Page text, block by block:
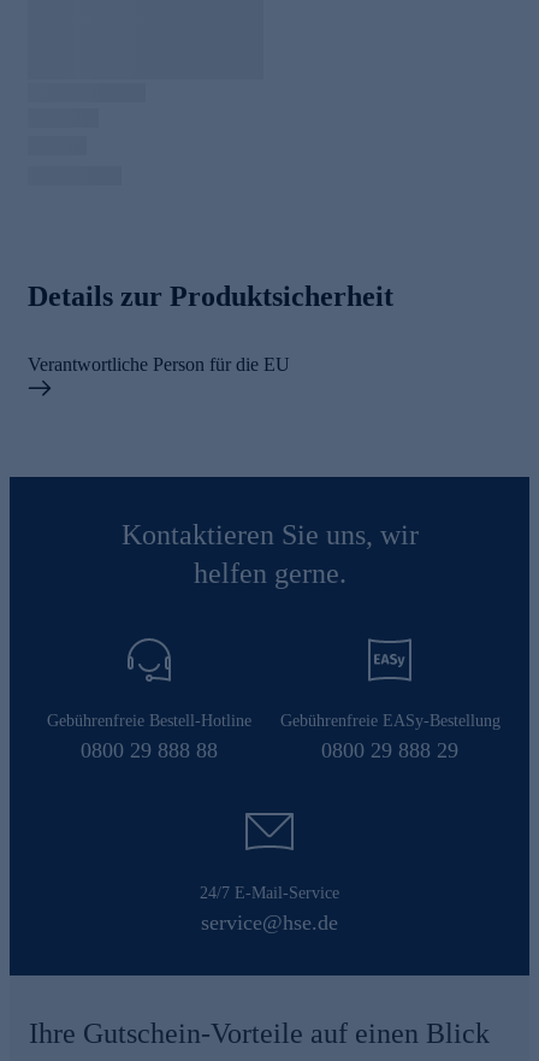
Details zur Produktsicherheit
Verantwortliche Person für die EU
Kontaktieren Sie uns, wir
helfen gerne.
Gebührenfreie Bestell-Hotline
0800 29 888 88
Gebührenfreie EASy-Bestellung
0800 29 888 29
24/7 E-Mail-Service
service@hse.de
Ihre Gutschein-Vorteile auf einen Blick